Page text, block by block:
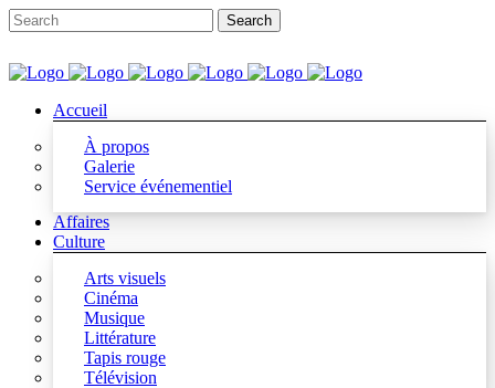
Accueil
À propos
Galerie
Service événementiel
Affaires
Culture
Arts visuels
Cinéma
Musique
Littérature
Tapis rouge
Télévision